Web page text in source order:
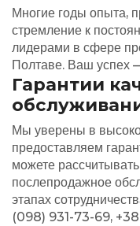
Многие годы опыта,
стремление к
лидерами в сфере
Полтаве. Ваш успех
Гарантии
Мы уверены в
предоставляем
можете
послепродажное
этапах
(098) 931-73-69,